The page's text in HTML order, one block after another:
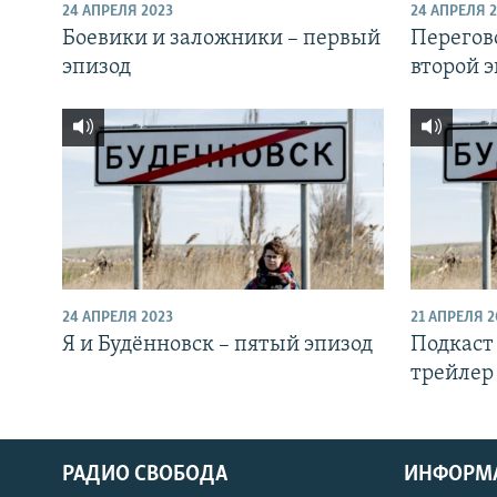
ПОДПИШИТЕСЬ НА РАССЫЛКУ
24 АПРЕЛЯ 2023
Боевики и заложники – первый
эпизод
24 АПРЕЛЯ
второй
24 АПРЕЛЯ 2023
Я и Будённовск – пятый эпизод
21 АПРЕЛЯ
Подкаст
трейлер
РАДИО СВОБОДА